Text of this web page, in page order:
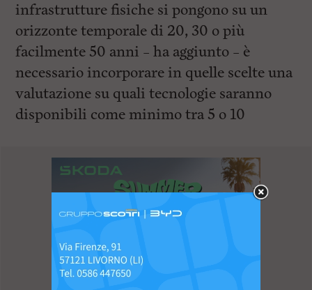
infrastrutture fisiche si pongono su un
orizzonte temporale di 20, 30 o più
facilmente 50 anni – ha aggiunto – è
necessario incorporare in quelle scelte una
valutazione su quali tecnologie saranno
disponibili come minimo tra 5 o 10